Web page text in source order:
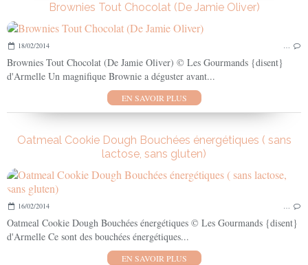
Brownies Tout Chocolat (De Jamie Oliver)
18/02/2014 …
Brownies Tout Chocolat (De Jamie Oliver) © Les Gourmands {disent}
d'Armelle Un magnifique Brownie a déguster avant...
EN SAVOIR PLUS
Oatmeal Cookie Dough Bouchées énergétiques ( sans
lactose, sans gluten)
16/02/2014 …
Oatmeal Cookie Dough Bouchées énergétiques © Les Gourmands {disent}
d'Armelle Ce sont des bouchées énergétiques...
EN SAVOIR PLUS